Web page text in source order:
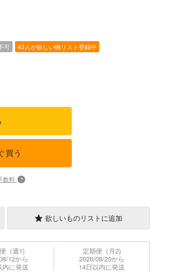
可 43人が欲しい物リスト登録中
買う
数料 ?
欲しいものリストに追加
（週1)
12から
内に発送
定期便（月2)
2026/08/20から
14日以内に発送